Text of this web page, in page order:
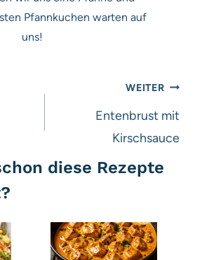
Pfannkuchen warten auf
uns!
WEITER
Entenbrust mit
Kirschsauce
diese Rezepte